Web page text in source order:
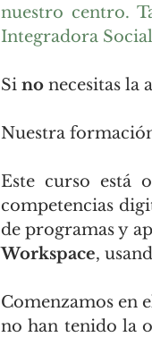
nuestro centro.
Integradora
Si no necesitas la
Nuestra
Este curso está
competencias
de programas y
Workspace,
Comenzamos en
no han tenido la